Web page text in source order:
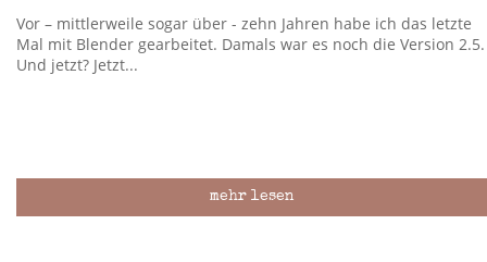
Vor – mittlerweile sogar über - zehn Jahren habe ich das letzte
Mal mit Blender gearbeitet. Damals war es noch die Version 2.5.
Und jetzt? Jetzt...
mehr lesen